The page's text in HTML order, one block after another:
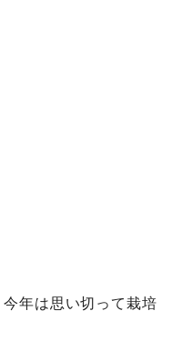
年は思い切って栽培